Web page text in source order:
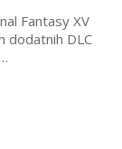
Fantasy XV
dodatnih DLC